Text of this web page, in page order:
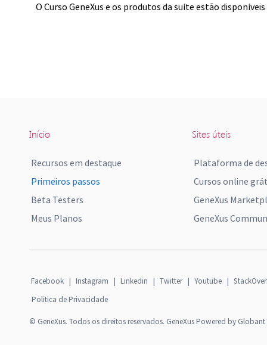
O Curso GeneXus e os produtos da suíte estão
Início
Recursos em destaque
Primeiros passos
Beta Testers
Meus Planos
Sites úteis
Plataforma de
Cursos online
GeneXus
GeneXus
Facebook | Instagram | Linkedin | Twitter | Youtube |
Politica de Privacidade
© GeneXus. Todos os direitos reservados. GeneXus Powered by Globant